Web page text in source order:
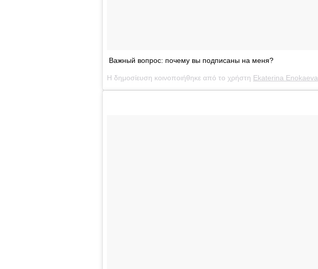
Важный вопрос: почему вы подписаны на меня?
Η δημοσίευση κοινοποιήθηκε από το χρήστη Ekaterina Enokaeva